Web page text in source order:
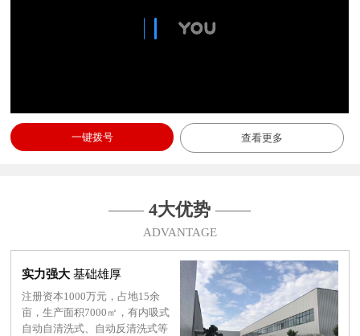
一键拨号 查看更多
——4大优势 ——
ADVANTAGE
实力强大 基础雄厚
注册资本1000万元，占地15余
亩，生产面积7000㎡，有内吸式
自动自清洗式、自动反清洗式等